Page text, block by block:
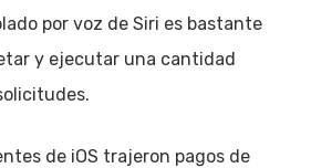
por voz de Siri es bastante
y ejecutar una cantidad
de iOS trajeron pagos de